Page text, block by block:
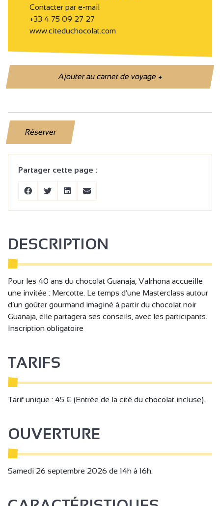
Contacter par e-mail
+33 4 75 09 27 27
www.citeduchocolat.com
Ajouter au carnet de voyage+
Réserver
Partager cette page :
DESCRIPTION
Pour les 40 ans du chocolat Guanaja, Valrhona accueille
une invitée : Mercotte. Le temps d’une Masterclass autour
d’un goûter gourmand imaginé à partir du chocolat noir
Guanaja, elle partagera ses conseils, avec les participants.
Inscription obligatoire
TARIFS
Tarif unique : 45 € (Entrée de la cité du chocolat incluse).
OUVERTURE
Samedi 26 septembre 2026 de 14h à 16h.